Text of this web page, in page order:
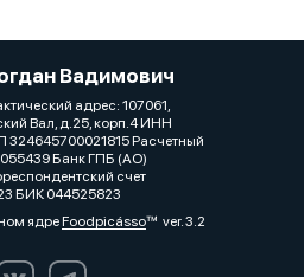
Вадимович
адрес: 107061,
Вал, д.25, корп.4 ИНН
324645700021815 Расчетный
Банк ГПБ (АО)
счет
БИК 044525823
ядреFoodpicássover. 3.2